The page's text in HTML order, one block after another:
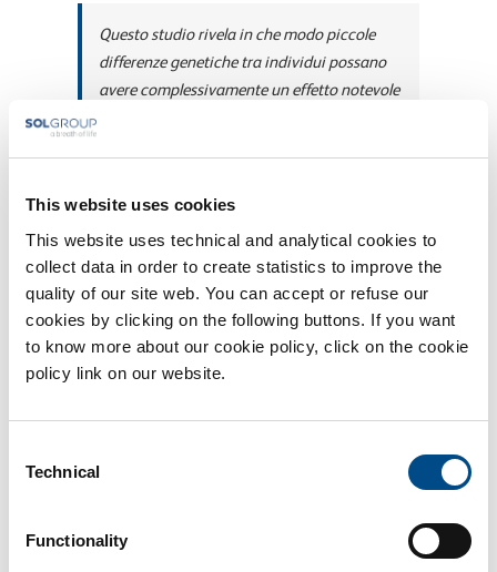
This website uses cookies
This website uses technical and analytical cookies to
collect data in order to create statistics to improve the
quality of our site web. You can accept or refuse our
cookies by clicking on the following buttons. If you want
to know more about our cookie policy, click on the cookie
policy link on our website.
Selection
Technical
Functionality
Questo studio rivela in che modo piccole
differenze genetiche tra individui possano
avere complessivamente un effetto notevole
(Le Scienze)
Share This Story, Choose Your Platform!